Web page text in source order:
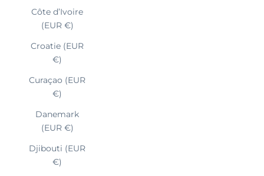
Côte d’Ivoire
(EUR €)
Croatie (EUR
€)
Curaçao (EUR
€)
Danemark
(EUR €)
Djibouti (EUR
€)